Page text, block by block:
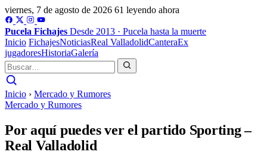
viernes, 7 de agosto de 2026 61 leyendo ahora
Pucela Fichajes Desde 2013 · Pucela hasta la muerte
Inicio FichajesNoticiasReal ValladolidCanteraEx
jugadoresHistoriaGalería
Inicio › Mercado y Rumores
Mercado y Rumores
Por aquí puedes ver el partido Sporting –
Real Valladolid